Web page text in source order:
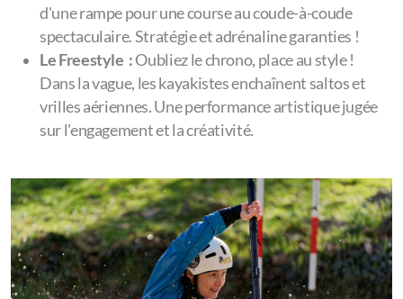
d'une rampe pour une course au coude-à-coude
spectaculaire. Stratégie et adrénaline garanties !
Le Freestyle :Oubliez le chrono, place au style !
Dans la vague, les kayakistes enchaînent saltos et
vrilles aériennes. Une performance artistique jugée
sur l'engagement et la créativité.